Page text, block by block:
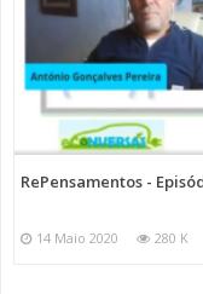
RePensamentos -
14 Maio 2020 280 K